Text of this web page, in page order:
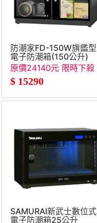
防潮家FD-150W旗鑑型
電子防潮箱(150公升)
原價24140元 限時下殺
$ 15290
SAMURAI新武士數位式
電子防潮箱25公升